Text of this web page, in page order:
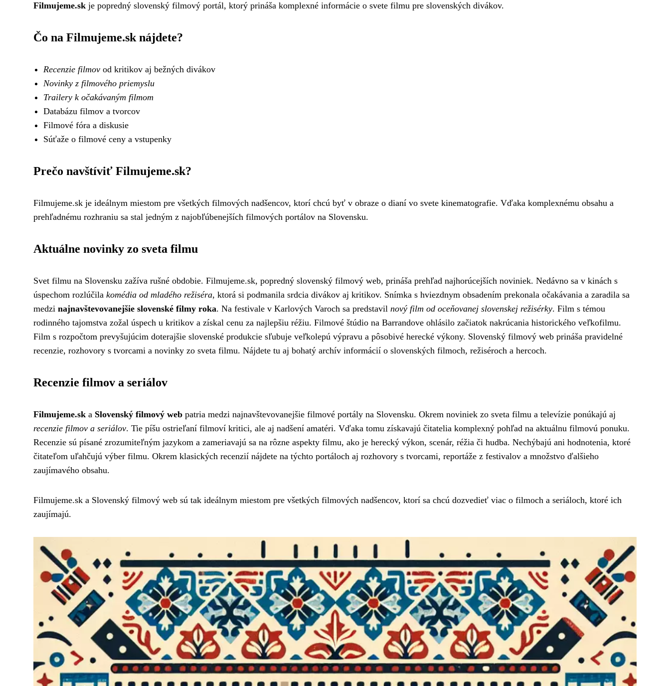
Filmujeme.sk je popredný slovenský filmový portál, ktorý prináša komplexné informácie o svete filmu pre slovenských divákov.
Čo na Filmujeme.sk nájdete?
Recenzie filmov od kritikov aj bežných divákov
Novinky z filmového priemyslu
Trailery k očakávaným filmom
Databázu filmov a tvorcov
Filmové fóra a diskusie
Súťaže o filmové ceny a vstupenky
Prečo navštíviť Filmujeme.sk?
Filmujeme.sk je ideálnym miestom pre všetkých filmových nadšencov, ktorí chcú byť v obraze o dianí vo svete kinematografie. Vďaka komplexnému obsahu a
prehľadnému rozhraniu sa stal jedným z najobľúbenejších filmových portálov na Slovensku.
Aktuálne novinky zo sveta filmu
Svet filmu na Slovensku zažíva rušné obdobie. Filmujeme.sk, popredný slovenský filmový web, prináša prehľad najhorúcejších noviniek. Nedávno sa v kinách s
úspechom rozlúčila komédia od mladého režiséra, ktorá si podmanila srdcia divákov aj kritikov. Snímka s hviezdnym obsadením prekonala očakávania a zaradila sa
medzi najnavštevovanejšie slovenské filmy roka. Na festivale v Karlových Varoch sa predstavil nový film od oceňovanej slovenskej režisérky. Film s témou
rodinného tajomstva zožal úspech u kritikov a získal cenu za najlepšiu réžiu. Filmové štúdio na Barrandove ohlásilo začiatok nakrúcania historického veľkofilmu.
Film s rozpočtom prevyšujúcim doterajšie slovenské produkcie sľubuje veľkolepú výpravu a pôsobivé herecké výkony. Slovenský filmový web prináša pravidelné
recenzie, rozhovory s tvorcami a novinky zo sveta filmu. Nájdete tu aj bohatý archív informácií o slovenských filmoch, režiséroch a hercoch.
Recenzie filmov a seriálov
Filmujeme.sk a Slovenský filmový web patria medzi najnavštevovanejšie filmové portály na Slovensku. Okrem noviniek zo sveta filmu a televízie ponúkajú aj
recenzie filmov a seriálov. Tie píšu ostrieľaní filmoví kritici, ale aj nadšení amatéri. Vďaka tomu získavajú čitatelia komplexný pohľad na aktuálnu filmovú ponuku.
Recenzie sú písané zrozumiteľným jazykom a zameriavajú sa na rôzne aspekty filmu, ako je herecký výkon, scenár, réžia či hudba. Nechýbajú ani hodnotenia, ktoré
čitateľom uľahčujú výber filmu. Okrem klasických recenzií nájdete na týchto portáloch aj rozhovory s tvorcami, reportáže z festivalov a množstvo ďalšieho
zaujímavého obsahu.
Filmujeme.sk a Slovenský filmový web sú tak ideálnym miestom pre všetkých filmových nadšencov, ktorí sa chcú dozvedieť viac o filmoch a seriáloch, ktoré ich
zaujímajú.